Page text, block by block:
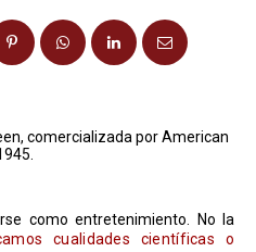
comercializada por American
como entretenimiento. No la
cualidades científicas o